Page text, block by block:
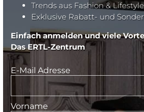
Trends aus Fashion & Lifestyle
Exklusive Rabatt- und
Einfach anmelden und viele
Das ERTL-Zentrum
E-Mail Adresse
Vorname